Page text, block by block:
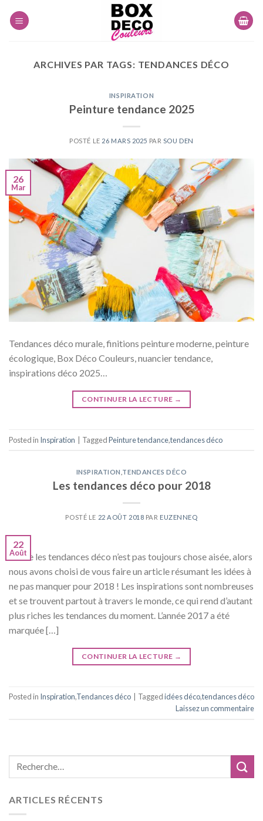
ARCHIVES PAR TAGS: TENDANCES DÉCO
INSPIRATION
Peinture tendance 2025
POSTÉ LE 26 MARS 2025 PAR SOU DEN
26
Mar
Tendances déco murale, finitions peinture moderne, peinture
écologique, Box Déco Couleurs, nuancier tendance,
inspirations déco 2025…
CONTINUER LA LECTURE →
Posted in Inspiration TaggedPeinture tendance,tendances déco
INSPIRATION TENDANCES DÉCO
Les tendances déco pour 2018
POSTÉ LE 22 AOÛT 2018 PAR EUZENNEQ
22
Août
Suivre les tendances déco n’est pas toujours chose aisée, alors
nous avons choisi de vous faire un article résumant les idées à
ne pas manquer pour 2018 ! Les inspirations sont nombreuses
et se trouvent partout à travers le monde, ce qui rend d’autant
plus riches les tendances du moment. L’année 2017 a été
marquée […]
CONTINUER LA LECTURE →
Posted in Inspiration,Tendances déco Taggedidées déco,tendances déco
Laissez un commentaire
ARTICLES RÉCENTS